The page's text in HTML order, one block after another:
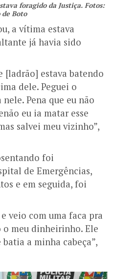
foragido da Justiça. Fotos:
Boto
a vítima estava
já havia sido
[ladrão] estava batendo
dele. Peguei o
Pena que eu não
eu ia matar esse
salvei meu vizinho”,
foi
de Emergências,
e em seguida, foi
veio com uma faca pra
o meu dinheirinho. Ele
a minha cabeça”,